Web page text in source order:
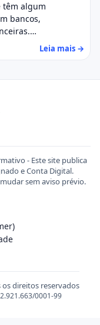
têm algum
bancos,
Leia mais →
- Este site publica
e Conta Digital.
sem aviso prévio.
direitos reservados
0001-99